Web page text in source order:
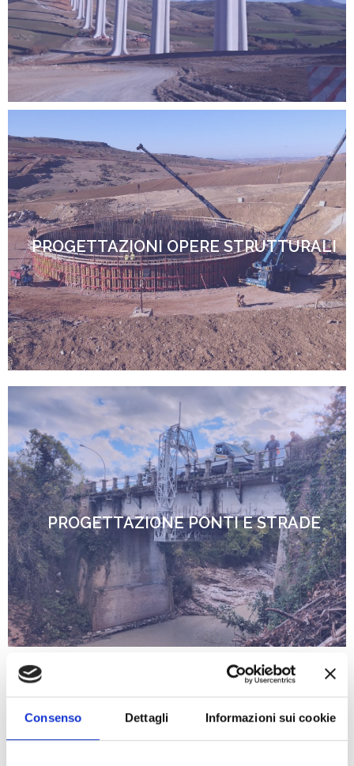
Consenso Dettagli Informazioni sui cookie
PROGETTAZIONI OPERE STRUTTURALI
PROGETTAZIONE PONTI E STRADE